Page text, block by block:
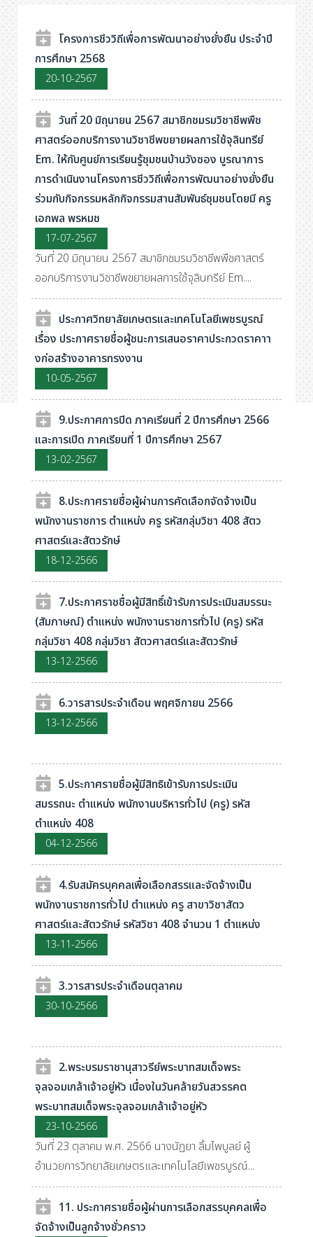
โครงการชีววิถีเพื่อการพัฒนาอย่างยั่งยืน ประจำปี
การศึกษา 2568
20-10-2567
วันที่ 20 มิถุนายน 2567 สมาชิกชมรมวิชาชีพพืช
ศาสตร์ออกบริการงานวิชาชีพขยายผลการใช้จุลินทรีย์
Em. ให้กับศูนย์การเรียนรู้ชุมชนบ้านวังซอง บูรณาการ
การดำเนินงานโครงการชีววิถีเพื่อการพัฒนาอย่างยั่งยืน
ร่วมกับกิจกรรมหลักกิจกรรมสานสัมพันธ์ชุมชนโดยมี ครู
เอกพล พรหมช
17-07-2567
วันที่ 20 มิถุนายน 2567 สมาชิกชมรมวิชาชีพพืชศาสตร์
ออกบริการงานวิชาชีพขยายผลการใช้จุลินทรีย์ Em....
ประกาศวิทยาลัยเกษตรและเทคโนโลยีเพชรบูรณ์
เรื่อง ประกาศรายชื่อผู้ชนะการเสนอราคาประกวดราคาา
งก่อสร้างอาคารทรงงาน
10-05-2567
9.ประกาศการปิด ภาคเรียนที่ 2 ปีการศึกษา 2566
และการเปิด ภาคเรียนที่ 1 ปีการศึกษา 2567
13-02-2567
8.ประกาศรายชื่อผู้ผ่านการคัดเลือกจัดจ้างเป็น
พนักงานราชการ ตำแหน่ง ครู รหัสกลุ่มวิชา 408 สัตว
ศาสตร์และสัตวรักษ์
18-12-2566
7.ประกาศราชชื่อผู้มีสิทธิ์เข้ารับการประเมินสมรรนะ
(สัมภาษณ์) ตำแหน่ง พนักงานราชการทั่วไป (ครู) รหัส
กลุ่มวิชา 408 กลุ่มวิชา สัตวศาสตร์และสัตวรักษ์
13-12-2566
6.วารสารประจำเดือน พฤศจิกายน 2566
13-12-2566
5.ประกาศรายชื่อผู้มีสิทธิเข้ารับการประเมิน
สมรรถนะ ตำแหน่ง พนักงานบริหารทั่วไป (ครู) รหัส
ตำแหน่ง 408
04-12-2566
4.รับสมัครบุคคลเพื่อเลือกสรรและจัดจ้างเป็น
พนักงานราชการทั่วไป ตำแหน่ง ครู สาขาวิชาสัตว
ศาสตร์และสัตวรักษ์ รหัสวิชา 408 จำนวน 1 ตำแหน่ง
13-11-2566
3.วารสารประจำเดือนตุลาคม
30-10-2566
2.พระบรมราชานุสาวรีย์พระบาทสมเด็จพระ
จุลจอมเกล้าเจ้าอยู่หัว เนื่องในวันคล้ายวันสวรรคต
พระบาทสมเด็จพระจุลจอมเกล้าเจ้าอยู่หัว
23-10-2566
วันที่ 23 ตุลาคม พ.ศ. 2566 นางนัฏยา ลิ้มไพบูลย์ ผู้
อำนวยการวิทยาลัยเกษตรและเทคโนโลยีเพชรบูรณ์...
11. ประกาศรายชื่อผู้ผ่านการเลือกสรรบุคคลเพื่อ
จัดจ้างเป็นลูกจ้างชั่วคราว